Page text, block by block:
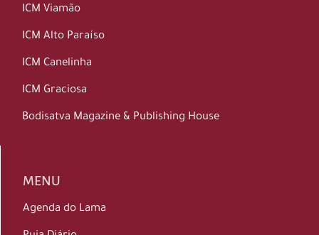
ICM Viamão
ICM Alto Paraíso
ICM Canelinha
ICM Graciosa
Bodisatva Magazine & Publishing House
MENU
Agenda do Lama